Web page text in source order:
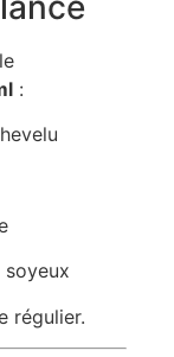
:
régulier.